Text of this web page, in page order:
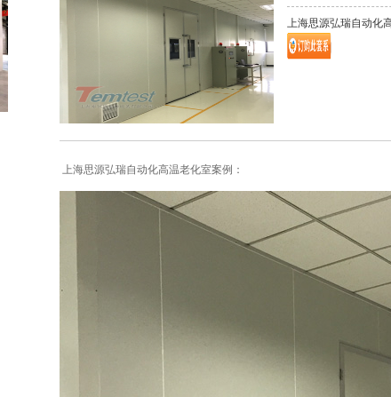
上海思源弘瑞自动化
上海思源弘瑞自动化高温老化室案例：